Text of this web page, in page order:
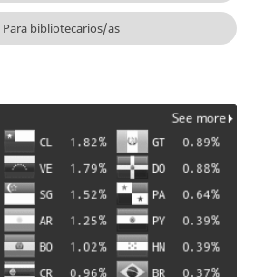
Para bibliotecarios/as